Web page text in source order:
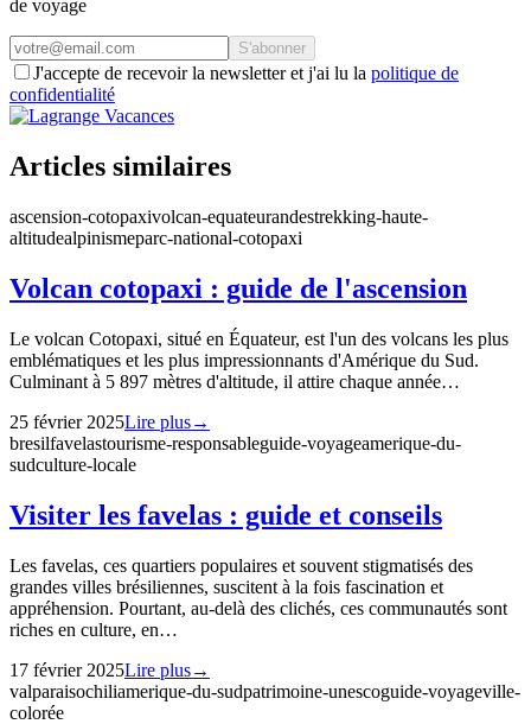
de voyage
S'abonner
J'accepte de recevoir la newsletter et j'ai lu la politique de
confidentialité
Articles similaires
ascension-cotopaxivolcan-equateurandestrekking-haute-
altitudealpinismeparc-national-cotopaxi
Volcan cotopaxi : guide de l'ascension
Le volcan Cotopaxi, situé en Équateur, est l'un des volcans les plus
emblématiques et les plus impressionnants d'Amérique du Sud.
Culminant à 5 897 mètres d'altitude, il attire chaque année…
25 février 2025Lire plus→
bresilfavelastourisme-responsableguide-voyageamerique-du-
sudculture-locale
Visiter les favelas : guide et conseils
Les favelas, ces quartiers populaires et souvent stigmatisés des
grandes villes brésiliennes, suscitent à la fois fascination et
appréhension. Pourtant, au-delà des clichés, ces communautés sont
riches en culture, en…
17 février 2025Lire plus→
valparaisochiliamerique-du-sudpatrimoine-unescoguide-voyageville-
colorée